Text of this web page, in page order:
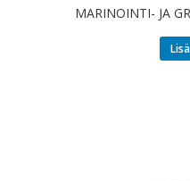
MARINOINTI- JA